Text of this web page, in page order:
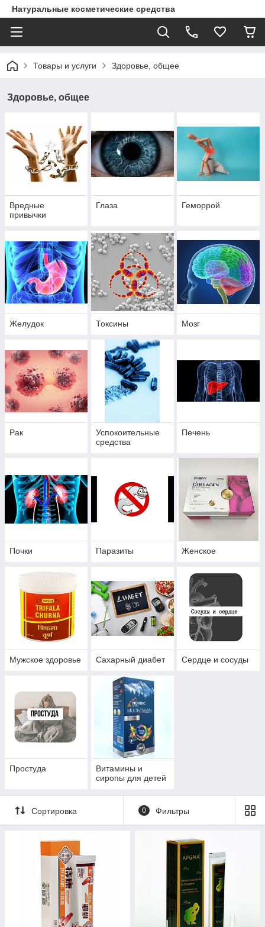
Натуральные косметические средства
Товары и услуги Здоровье, общее
Здоровье, общее
Вредные
привычки
Глаза Геморрой
Желудок Токсины Мозг
Рак
Успокоительные
средства
Печень
Почки Паразиты Женское
Мужское здоровье Сахарный диабет Сердце и сосуды
Простуда
Витамины и
сиропы для детей
Сортировка 0 Фильтры